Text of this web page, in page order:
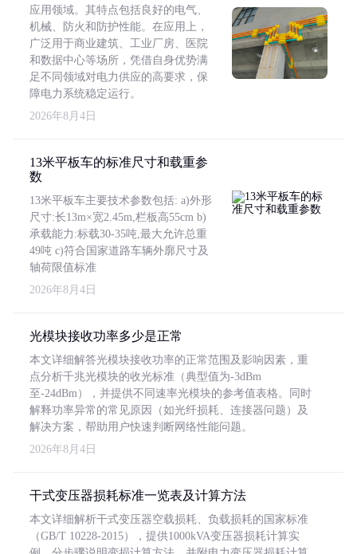
应用领域。其特点包括良好的电气、
机械、防火和防护性能。在应用上，
广泛用于商业建筑、工业厂房、医院
和数据中心等场所，凭借自身优势满
足不同领域对电力供应的高要求，保
障电力系统稳定运行。
2026年8月4日
13米平板车的标准尺寸和载重参
数
13米平板车主要技术参数包括: a)外形
尺寸:长13m×宽2.45m,栏板高55cm b)
承载能力:标载30-35吨,最大允许总重
49吨 c)符合国家道路车辆外廓尺寸及
轴荷限值标准
2026年8月4日
光模块接收功率多少是正常
本文详细解答光模块接收功率的正常范围及影响因素，重
点分析千兆光模块的收光标准（典型值为-3dBm
至-24dBm），并提供不同速率光模块的参考值表格。同时
解释功率异常的常见原因（如光纤损耗、连接器问题）及
解决方案，帮助用户快速判断网络性能问题。
2026年8月4日
干式变压器损耗标准一览表及计算方法
本文详细解析干式变压器空载损耗、负载损耗的国家标准
（GB/T 10228-2015），提供1000kVA变压器损耗计算实